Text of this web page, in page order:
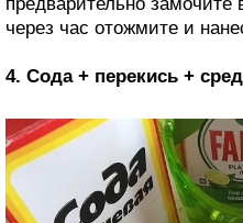
через час отожмите и
4. Сода + перекись +